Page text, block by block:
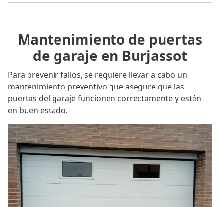
Mantenimiento de puertas
de garaje en Burjassot
Para prevenir fallos, se requiere llevar a cabo un
mantenimiento preventivo que asegure que las
puertas del garaje funcionen correctamente y estén
en buen estado.